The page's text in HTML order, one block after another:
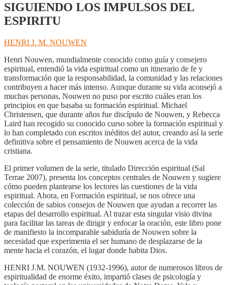
SIGUIENDO LOS IMPULSOS DEL
ESPIRITU
HENRI J. M. NOUWEN
Henri Nouwen, mundialmente conocido como guía y consejero
espiritual, entendió la vida espiritual como un itinerario de fe y
transformación que la responsabilidad, la comunidad y las relaciones
contribuyen a hacer más intenso. Aunque durante su vida aconsejó a
muchas personas, Nouwen no puso por escrito cuáles eran los
principios en que basaba su formación espiritual. Michael
Christensen, que durante años fue discípulo de Nouwen, y Rebecca
Laird han recogido su conocido curso sobre la formación espiritual y
lo han completado con escritos inéditos del autor, creando así la serie
definitiva sobre el pensamiento de Nouwen acerca de la vida
cristiana.
El primer volumen de la serie, titulado Dirección espiritual (Sal
Terrae 2007), presenta los conceptos centrales de Nouwen y sugiere
cómo pueden plantearse los lectores las cuestiones de la vida
espiritual. Ahora, en Formación espiritual, se nos ofrece una
colección de sabios consejos de Nouwen que ayudan a recorrer las
etapas del desarrollo espiritual. Al trazar esta singular visio divina
para facilitar las tareas de dirigir y enfocar la oración, este libro pone
de manifiesto la incomparable sabiduría de Nouwen sobre la
necesidad que experimenta el ser humano de desplazarse de la
mente hacia el corazón, el lugar donde habita Dios.
HENRI J.M. NOUWEN (1932-1996), autor de numerosos libros de
espiritualidad de enorme éxito, impartió clases de psicología y